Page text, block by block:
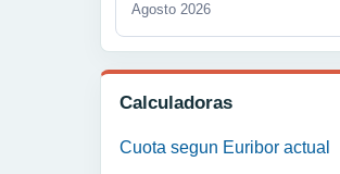
Agosto 2026
Calculadoras
Cuota segun Euribor actual